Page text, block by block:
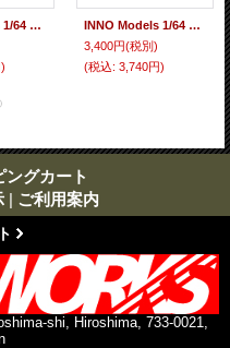
INNO Models 1/64 Honda Civic Type R (FK8) White
INNO Models 1/64 Honda City Turbo II Blue with Motocompo White
3,400円(税別)
(税込: 3,740円)
ングカート
| ご利用案内
shi, Hiroshima, 733-0021,